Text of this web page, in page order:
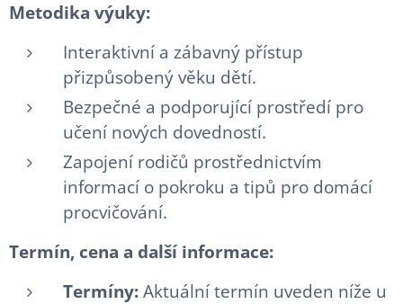
Metodika výuky:
Interaktivní a zábavný přístup
přizpůsobený věku dětí.
Bezpečné a podporující prostředí pro
učení nových dovedností.
Zapojení rodičů prostřednictvím
informací o pokroku a tipů pro domácí
procvičování.
Termín, cena a další informace:
Termíny:Aktuální termín uveden níže u